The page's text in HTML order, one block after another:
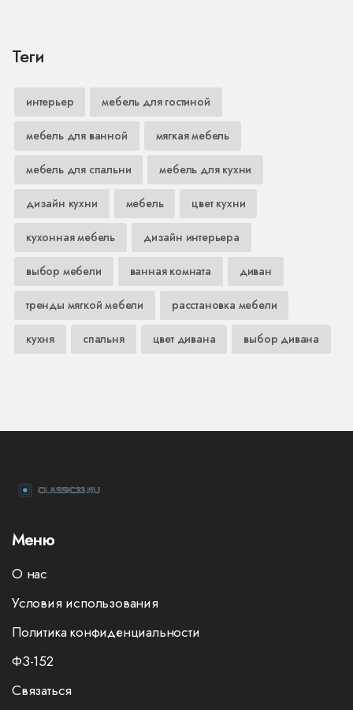
Теги
интерьер мебель для гостиной
мебель для ванной мягкая мебель
мебель для спальни мебель для кухни
дизайн кухни мебель цвет кухни
кухонная мебель дизайн интерьера
выбор мебели ванная комната диван
тренды мягкой мебели расстановка мебели
кухня спальня цвет дивана выбор дивана
Меню
О нас
Условия использования
Политика конфиденциальности
ФЗ-152
Связаться